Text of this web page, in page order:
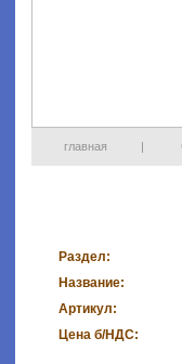
главная |
Раздел:
Название:
Артикул:
Цена б/НДС: